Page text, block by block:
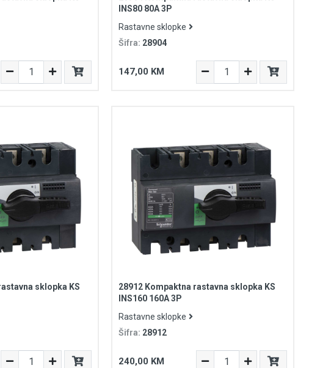
INS80 80A 3P
Rastavne sklopke
Šifra: 28904
147,00 KM
sklopka KS
28912 Kompaktna rastavna sklopka KS
INS160 160A 3P
Rastavne sklopke
Šifra: 28912
240,00 KM